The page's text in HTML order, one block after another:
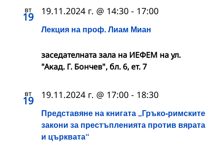
вт
19
Лекция на проф. Лиам Миан
19.11.2024 г. @ 14:30 - 17:00
заседателната зала на ИЕФЕМ на ул.
"Акад. Г. Бончев", бл. 6, ет. 7
вт
19
Представяне на книгата „Гръко-римските
закони за престъпленията против вярата
и църквата“
19.11.2024 г. @ 17:00 - 18:30